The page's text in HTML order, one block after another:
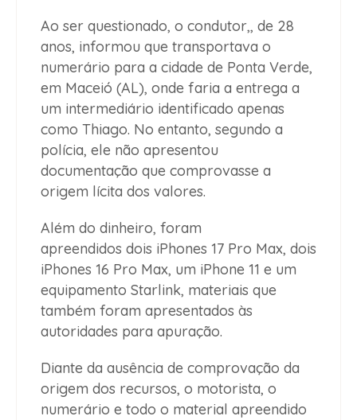
Ao ser questionado, o condutor,, de 28
anos, informou que transportava o
numerário para a cidade de Ponta Verde,
em Maceió (AL), onde faria a entrega a
um intermediário identificado apenas
como Thiago. No entanto, segundo a
polícia, ele não apresentou
documentação que comprovasse a
origem lícita dos valores.
Além do dinheiro, foram
apreendidos dois iPhones 17 Pro Max, dois
iPhones 16 Pro Max, um iPhone 11 e um
equipamento Starlink, materiais que
também foram apresentados às
autoridades para apuração.
Diante da ausência de comprovação da
origem dos recursos, o motorista, o
numerário e todo o material apreendido